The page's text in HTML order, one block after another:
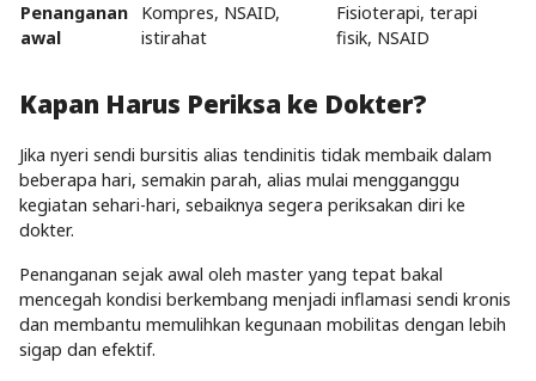
Penanganan
awal
Kompres, NSAID,
istirahat
Fisioterapi, terapi
fisik, NSAID
Kapan Harus Periksa ke Dokter?
Jika nyeri sendi bursitis alias tendinitis tidak membaik dalam
beberapa hari, semakin parah, alias mulai mengganggu
kegiatan sehari-hari, sebaiknya segera periksakan diri ke
dokter.
Penanganan sejak awal oleh master yang tepat bakal
mencegah kondisi berkembang menjadi inflamasi sendi kronis
dan membantu memulihkan kegunaan mobilitas dengan lebih
sigap dan efektif.